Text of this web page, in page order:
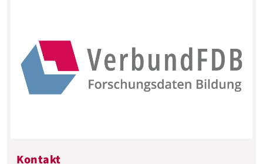
Kontakt